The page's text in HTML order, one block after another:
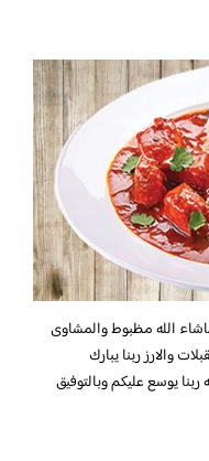
الله مظبوط والمشاوى
والارز ربنا يبارك
يوسع عليكم وبالتوفيق